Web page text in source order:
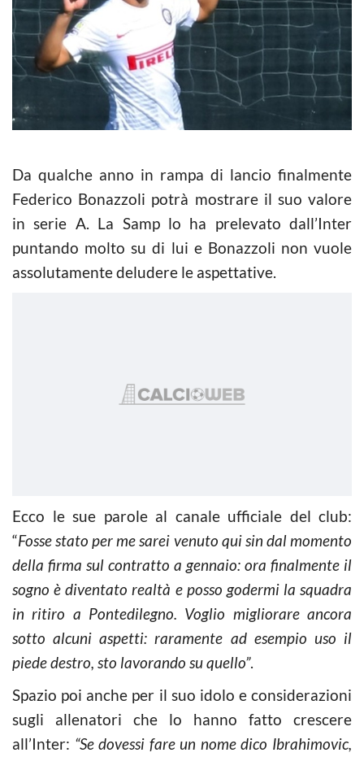
Da qualche anno in rampa di lancio finalmente
Federico Bonazzoli potrà mostrare il suo valore
in serie A. La Samp lo ha prelevato dall’Inter
puntando molto su di lui e Bonazzoli non vuole
assolutamente deludere le aspettative.
Ecco le sue parole al canale ufficiale del club:
“Fosse stato per me sarei venuto qui sin dal momento
della firma sul contratto a gennaio: ora finalmente il
sogno è diventato realtà e posso godermi la squadra
in ritiro a Pontedilegno. Voglio migliorare ancora
sotto alcuni aspetti: raramente ad esempio uso il
piede destro, sto lavorando su quello”.
Spazio poi anche per il suo idolo e considerazioni
sugli allenatori che lo hanno fatto crescere
all’Inter: “Se dovessi fare un nome dico Ibrahimovic,